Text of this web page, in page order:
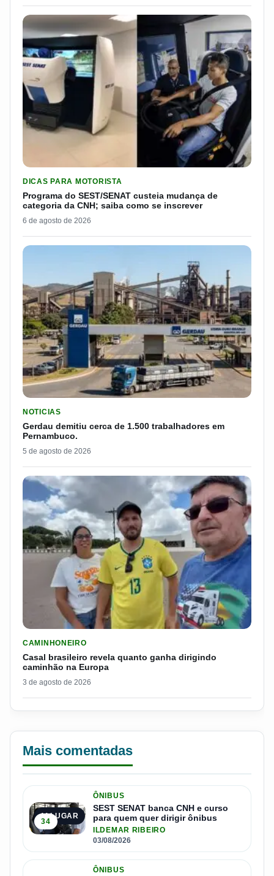
DICAS PARA MOTORISTA
Programa do SEST/SENAT custeia mudança de
categoria da CNH; saiba como se inscrever
6 de agosto de 2026
NOTICIAS
Gerdau demitiu cerca de 1.500 trabalhadores em
Pernambuco.
5 de agosto de 2026
CAMINHONEIRO
Casal brasileiro revela quanto ganha dirigindo
caminhão na Europa
3 de agosto de 2026
Mais comentadas
1º LUGAR
34
ÔNIBUS
SEST SENAT banca CNH e curso
para quem quer dirigir ônibus
ILDEMAR RIBEIRO
03/08/2026
ÔNIBUS